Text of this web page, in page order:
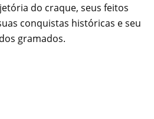
do craque, seus feitos
conquistas históricas e seu
gramados.